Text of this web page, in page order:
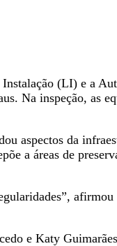
(LI) e a
Na inspeção, as
aspectos da
a áreas de
e Katy